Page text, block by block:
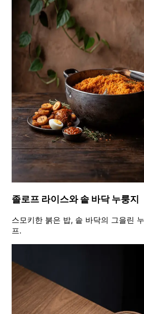
졸로프 라이스와 솥 바닥 누룽지
스모키한 붉은 밥, 솥 바닥의 그을린
프.